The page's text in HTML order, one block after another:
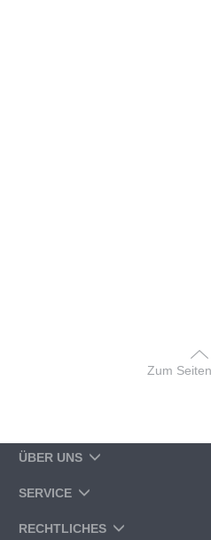
Zum
ÜBER UNS
SERVICE
RECHTLICHES